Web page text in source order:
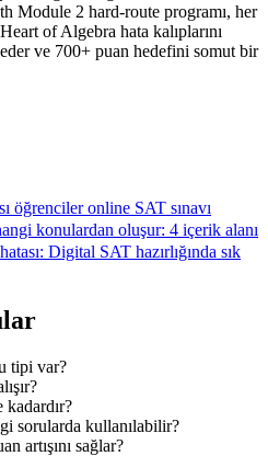
Module 2 hard-route programı, her
of Algebra hata kalıplarını
ve 700+ puan hedefini somut bir
öğrenciler online SAT sınavı
konulardan oluşur: 4 içerik alanı
Digital SAT hazırlığında sık
tipi var?
kadardır?
sorularda kullanılabilir?
artışını sağlar?